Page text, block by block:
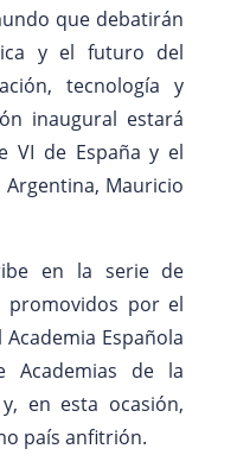
que debatirán
y el futuro del
tecnología y
inaugural estará
VI de España y el
Mauricio
en la serie de
promovidos por el
Española
Academias de la
y, en esta ocasión,
país anfitrión.